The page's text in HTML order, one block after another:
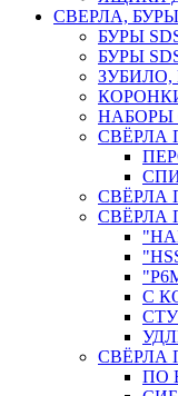
СВЕРЛА,
БУРЫ
БУРЫ
ЗУБИЛО,
НАБОРЫ
СВЁРЛА
СВЁРЛА
СВЁРЛА
С
СВЁРЛА
ПО